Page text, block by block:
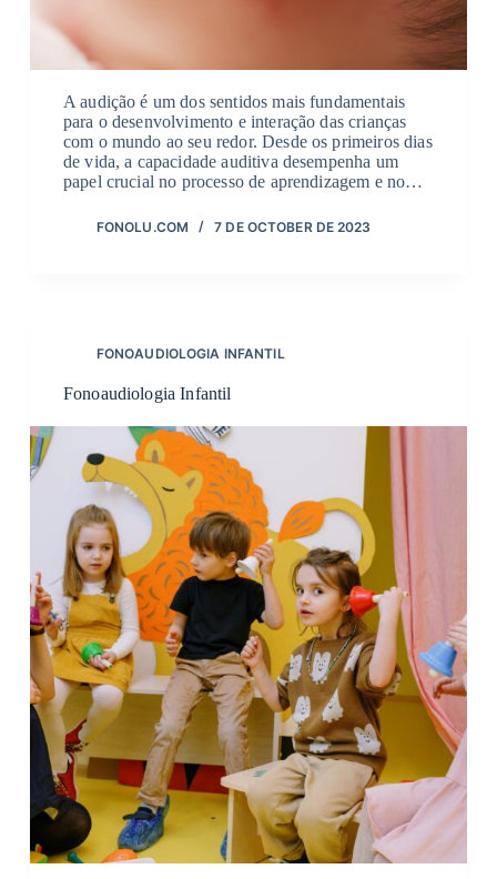
A audição é um dos sentidos mais fundamentais
para o desenvolvimento e interação das crianças
com o mundo ao seu redor. Desde os primeiros dias
de vida, a capacidade auditiva desempenha um
papel crucial no processo de aprendizagem e no…
FONOLU.COM 7 DE OCTOBER DE 2023
FONOAUDIOLOGIA INFANTIL
Fonoaudiologia Infantil